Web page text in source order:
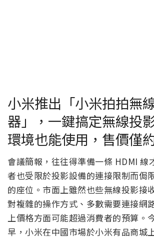
小米推出「小米拍拍無
器」，一鍵搞定無線投
環境也能使用，售價僅
會議簡報，往往得準備一條 HDMI 線
者也受限於投影設備的連接限制而侷
的座位。市面上雖然也些無線投影接
對複雜的操作方式、多數需要連接網
上價格方面可能超過消費者的預算。
早，小米在中國市場於小米有品商城